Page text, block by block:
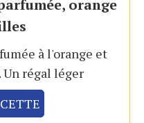
orange
à l'orange et
régal léger